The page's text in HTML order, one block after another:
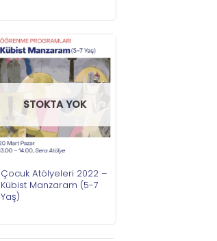
STOKTA YOK
Çocuk Atölyeleri 2022 –
Kübist Manzaram (5-7
Yaş)